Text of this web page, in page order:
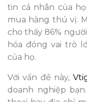
tin cá nhân của
mua hàng thú vị.
cho thấy 86%
hóa đóng vai trò
của họ.
Với vấn đề này,
doanh nghiệp